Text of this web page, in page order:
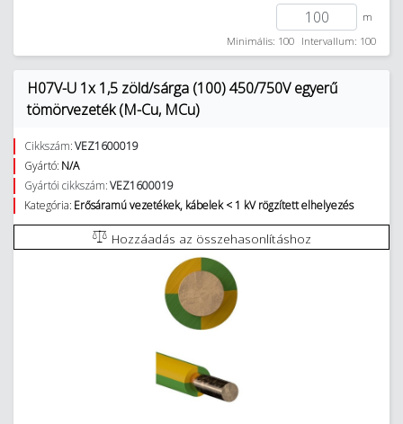
m
Minimális: 100 Intervallum: 100
H07V-U 1x 1,5 zöld/sárga (100) 450/750V egyerű
tömörvezeték (M-Cu, MCu)
Cikkszám:VEZ1600019
Gyártó: N/A
Gyártói cikkszám:VEZ1600019
Kategória: Erősáramú vezetékek, kábelek < 1 kV rögzített elhelyezés
Hozzáadás az összehasonlításhoz